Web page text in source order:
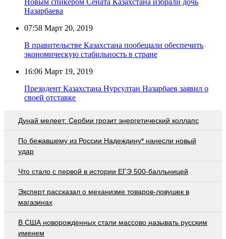
Назарбаева
07:58 Март 20, 2019
В правительстве Казахстана пообещали обеспечить
экономическую стабильность в стране
16:06 Март 19, 2019
Президент Казахстана Нурсултан Назарбаев заявил о
своей отставке
Дунай мелеет: Сербии грозит энергетический коллапс
По бежавшему из России Надеждину* нанесли новый
удар
Что стало с первой в истории ЕГЭ 500-балльницей
Эксперт рассказал о механизме товаров-ловушек в
магазинах
В США новорожденных стали массово называть русским
именем